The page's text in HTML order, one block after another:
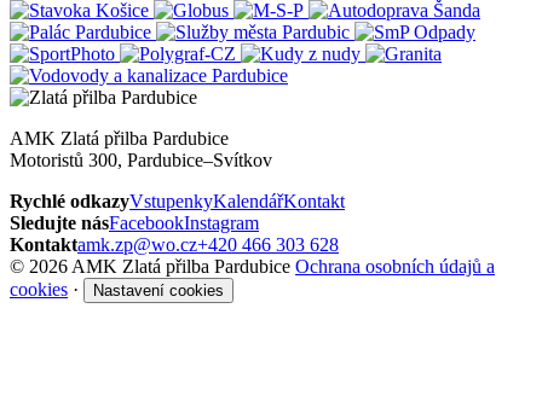
AMK Zlatá přilba Pardubice
Motoristů 300, Pardubice–Svítkov
Rychlé odkazyVstupenkyKalendářKontakt
Sledujte násFacebookInstagram
Kontaktamk.zp@wo.cz+420 466 303 628
© 2026 AMK Zlatá přilba Pardubice Ochrana osobních údajů a
cookies · Nastavení cookies